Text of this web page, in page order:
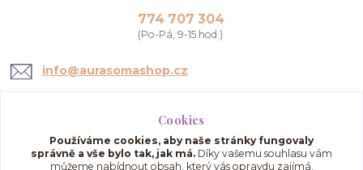
774 707 304
(Po-Pá, 9-15 hod.)
info@aurasomashop.cz
Cookies
Používáme cookies, aby naše stránky fungovaly
správně a vše bylo tak, jak má. Díky vašemu souhlasu vám
můžeme nabídnout obsah, který vás opravdu zajímá,